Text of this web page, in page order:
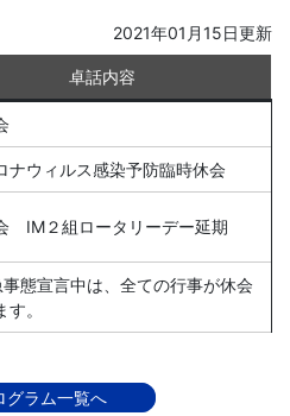
2021年01月15日更新
卓話内容
ナウィルス感染予防臨時休会
IM２組ロータリーデー延期
態宣言中は、全ての行事が休会
。
グラム一覧へ